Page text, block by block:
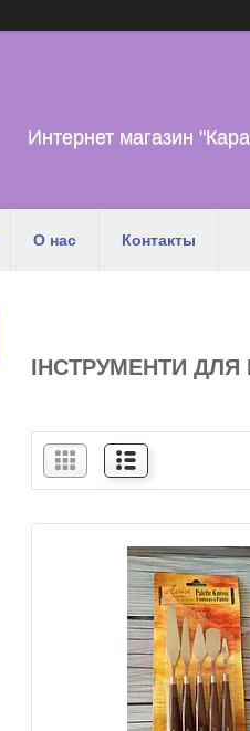
Интернет магазин
О нас Контакты
ІНСТРУМЕНТИ